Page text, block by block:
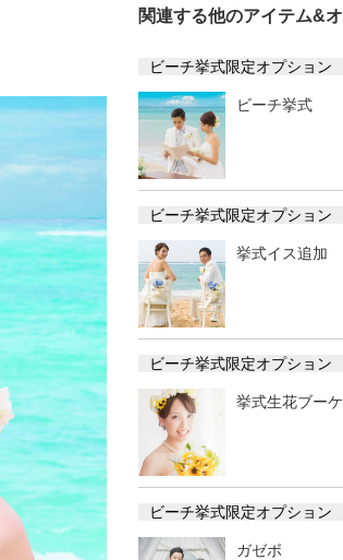
関連する他のアイテム&
ビーチ挙式限定オプション
ビーチ挙式
ビーチ挙式限定オプション
挙式イス追加
ビーチ挙式限定オプション
挙式生花ブー
ビーチ挙式限定オプション
ガゼボ